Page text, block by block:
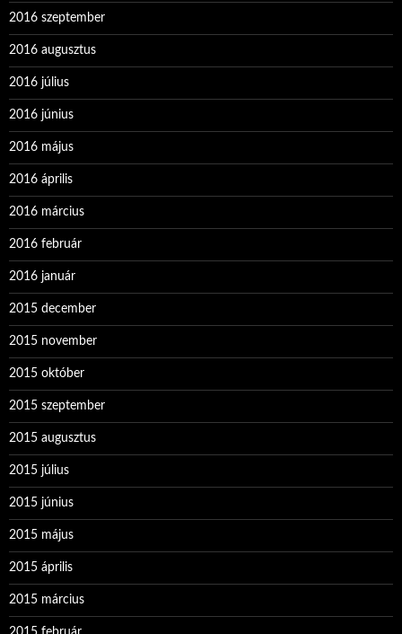
2016 szeptember
2016 augusztus
2016 július
2016 június
2016 május
2016 április
2016 március
2016 február
2016 január
2015 december
2015 november
2015 október
2015 szeptember
2015 augusztus
2015 július
2015 június
2015 május
2015 április
2015 március